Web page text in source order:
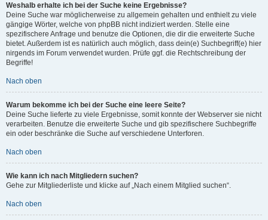
Weshalb erhalte ich bei der Suche keine Ergebnisse?
Deine Suche war möglicherweise zu allgemein gehalten und enthielt zu viele
gängige Wörter, welche von phpBB nicht indiziert werden. Stelle eine
spezifischere Anfrage und benutze die Optionen, die dir die erweiterte Suche
bietet. Außerdem ist es natürlich auch möglich, dass dein(e) Suchbegriff(e) hier
nirgends im Forum verwendet wurden. Prüfe ggf. die Rechtschreibung der
Begriffe!
Nach oben
Warum bekomme ich bei der Suche eine leere Seite?
Deine Suche lieferte zu viele Ergebnisse, somit konnte der Webserver sie nicht
verarbeiten. Benutze die erweiterte Suche und gib spezifischere Suchbegriffe
ein oder beschränke die Suche auf verschiedene Unterforen.
Nach oben
Wie kann ich nach Mitgliedern suchen?
Gehe zur Mitgliederliste und klicke auf „Nach einem Mitglied suchen“.
Nach oben